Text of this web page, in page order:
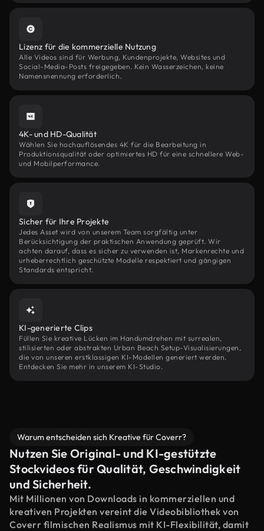
Lizenz für die kommerzielle Nutzung
Alle Videos sind für Werbung, Kundenprojekte, Websites und
Social-Media-Posts freigegeben. Kein Wasserzeichen, keine
Namensnennung erforderlich.
4K- und HD-Qualität
Wählen Sie hochauflösendes 4K für die Bearbeitung in
Produktionsqualität oder optimiertes HD für eine schnellere Web-
und Mobilperformance.
Sicher für Ihre Projekte
Jedes Asset wird von unserem Team sorgfältig unter
Berücksichtigung der praktischen Anwendung geprüft. Wir
achten darauf, dass es sicher zu verwenden ist, Markenrechte und
urheberrechtlich geschützte Modelle respektiert und gängigen
Standards entspricht.
KI-generierte Clips
Füllen Sie kreative Lücken im Handumdrehen mit surrealen,
stilisierten oder abstrakten Urban Beach Setup-Visualisierungen,
die von unseren erstklassigen KI-Modellen generiert werden.
Entdecken Sie mehr in unserem KI-Studio.
Warum entscheiden sich Kreative für Coverr?
Nutzen Sie Original- und KI-gestützte
Stockvideos für Qualität, Geschwindigkeit
und Sicherheit.
Mit Millionen von Downloads in kommerziellen und
kreativen Projekten vereint die Videobibliothek von
Coverr filmischen Realismus mit KI-Flexibilität, damit